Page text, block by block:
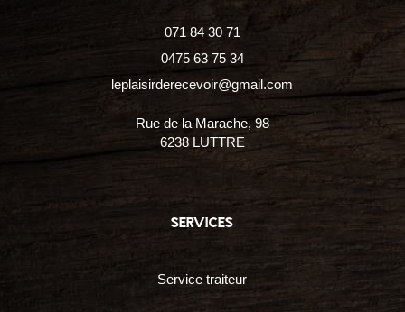
071 84 30 71
0475 63 75 34
leplaisirderecevoir@gmail.com
Rue de la Marache, 98
6238 LUTTRE
services
Service traiteur